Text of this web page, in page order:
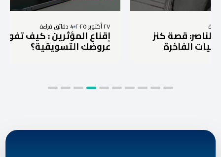
كنز
4 دقائق قراءة
إقناع المؤثرين : كيف تفوز برد على
عروضك التسويقية؟